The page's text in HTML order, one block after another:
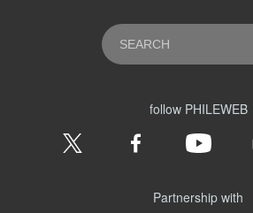
follow PHILEWEB
Partnership with